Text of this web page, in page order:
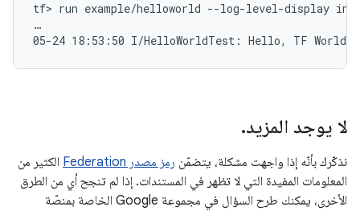
tf> run example/helloworld --log-level-display
…
لا يوجد المزيد.
نذكّرك بأنّه إذا واجهت مشكلة، يتضمّن رمز مصدر Federation
الكثير من
المعلومات المفيدة التي لا تظهر في المستندات. إذا لم تنجح أي من الطرق
الأخرى، يمكنك طرح السؤال في مجموعة Google الخاصة بمنصّة